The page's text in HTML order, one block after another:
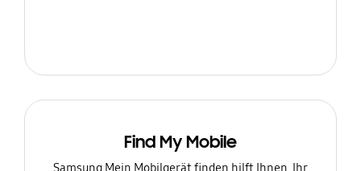
Find My Mobile
Samsung Mein Mobilgerät finden hilft Ihnen, Ihr